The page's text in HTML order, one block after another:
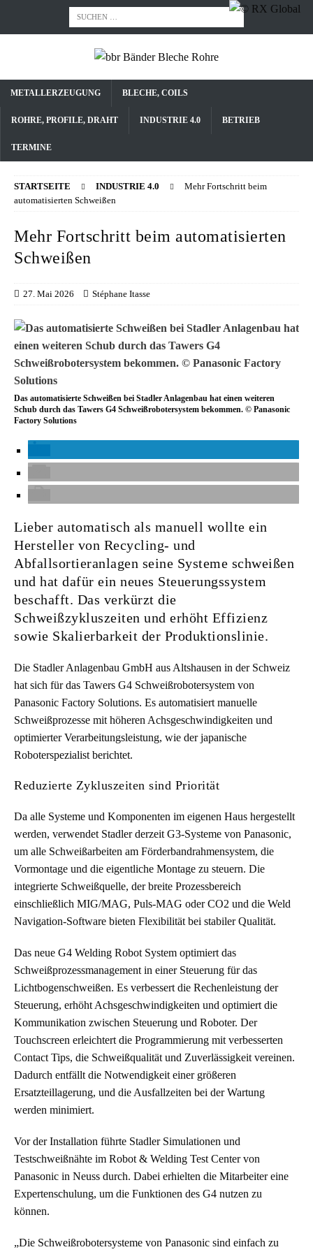
METALLERZEUGUNG BLECHE, COILS
ROHRE, PROFILE, DRAHT INDUSTRIE 4.0 BETRIEB
TERMINE
STARTSEITE INDUSTRIE 4.0
Mehr Fortschritt beim
automatisierten Schweißen
Mehr Fortschritt beim automatisierten
Schweißen
27. Mai 2026 Stéphane Itasse
Das automatisierte Schweißen bei Stadler Anlagenbau hat einen weiteren
Schub durch das Tawers G4 Schweißrobotersystem bekommen. © Panasonic
Factory Solutions
Lieber automatisch als manuell wollte ein
Hersteller von Recycling- und
Abfallsortieranlagen seine Systeme schweißen
und hat dafür ein neues Steuerungssystem
beschafft. Das verkürzt die
Schweißzykluszeiten und erhöht Effizienz
sowie Skalierbarkeit der Produktionslinie.
Die Stadler Anlagenbau GmbH aus Altshausen in der Schweiz
hat sich für das Tawers G4 Schweißrobotersystem von
Panasonic Factory Solutions. Es automatisiert manuelle
Schweißprozesse mit höheren Achsgeschwindigkeiten und
optimierter Verarbeitungsleistung, wie der japanische
Roboterspezialist berichtet.
Reduzierte Zykluszeiten sind Priorität
Da alle Systeme und Komponenten im eigenen Haus hergestellt
werden, verwendet Stadler derzeit G3-Systeme von Panasonic,
um alle Schweißarbeiten am Förderbandrahmensystem, die
Vormontage und die eigentliche Montage zu steuern. Die
integrierte Schweißquelle, der breite Prozessbereich
einschließlich MIG/MAG, Puls-MAG oder CO2 und die Weld
Navigation-Software bieten Flexibilität bei stabiler Qualität.
Das neue G4 Welding Robot System optimiert das
Schweißprozessmanagement in einer Steuerung für das
Lichtbogenschweißen. Es verbessert die Rechenleistung der
Steuerung, erhöht Achsgeschwindigkeiten und optimiert die
Kommunikation zwischen Steuerung und Roboter. Der
Touchscreen erleichtert die Programmierung mit verbesserten
Contact Tips, die Schweißqualität und Zuverlässigkeit vereinen.
Dadurch entfällt die Notwendigkeit einer größeren
Ersatzteillagerung, und die Ausfallzeiten bei der Wartung
werden minimiert.
Vor der Installation führte Stadler Simulationen und
Testschweißnähte im Robot & Welding Test Center von
Panasonic in Neuss durch. Dabei erhielten die Mitarbeiter eine
Expertenschulung, um die Funktionen des G4 nutzen zu
können.
„Die Schweißrobotersysteme von Panasonic sind einfach zu